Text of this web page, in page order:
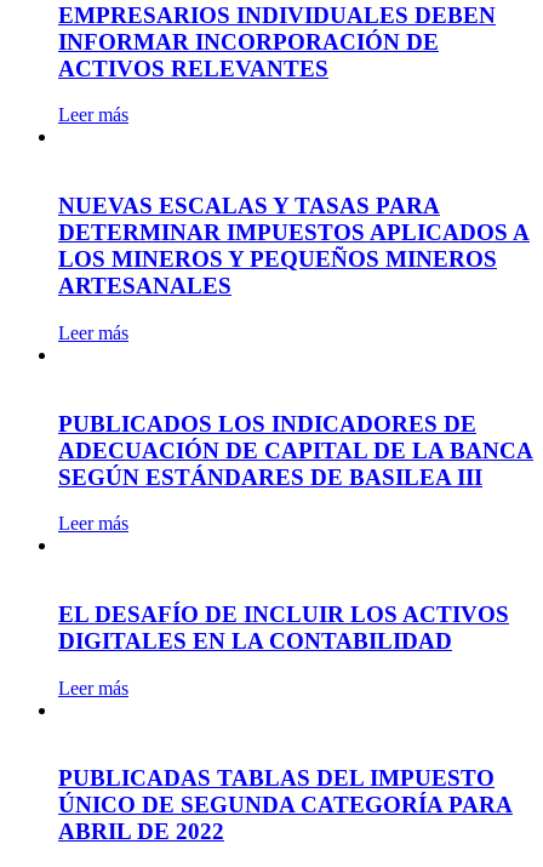
EMPRESARIOS INDIVIDUALES DEBEN
INFORMAR INCORPORACIÓN DE
ACTIVOS RELEVANTES
Leer más
NUEVAS ESCALAS Y TASAS PARA
DETERMINAR IMPUESTOS APLICADOS A
LOS MINEROS Y PEQUEÑOS MINEROS
ARTESANALES
Leer más
PUBLICADOS LOS INDICADORES DE
ADECUACIÓN DE CAPITAL DE LA BANCA
SEGÚN ESTÁNDARES DE BASILEA III
Leer más
EL DESAFÍO DE INCLUIR LOS ACTIVOS
DIGITALES EN LA CONTABILIDAD
Leer más
PUBLICADAS TABLAS DEL IMPUESTO
ÚNICO DE SEGUNDA CATEGORÍA PARA
ABRIL DE 2022